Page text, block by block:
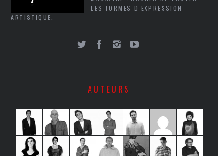
LES FORMES D'EXPRESSION
ARTISTIQUE.
AUTEURS